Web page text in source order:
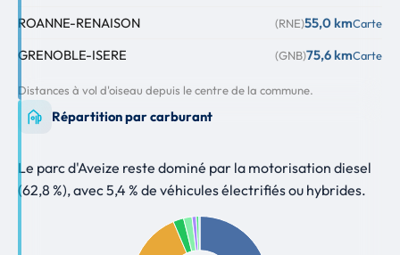
ROANNE-RENAISON (RNE)55,0 kmCarte
GRENOBLE-ISERE (GNB)75,6 kmCarte
Distances à vol d'oiseau depuis le centre de la commune.
Répartition par carburant
Le parc d'Aveize reste dominé par la motorisation diesel
(62,8 %), avec 5,4 % de véhicules électrifiés ou hybrides.